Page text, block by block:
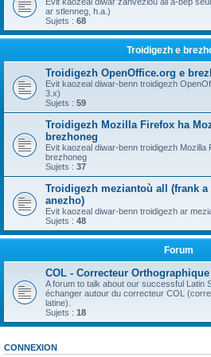
ar stlenneg, h.a.)
Sujets : 68
Troidigezh e
Troidigezh OpenOffice.org e
Evit kaozeal diwar-benn troidigezh
3.x)
Sujets : 59
Troidigezh Mozilla Firefox ha
brezhoneg
Evit kaozeal diwar-benn troidigezh
brezhoneg
Sujets : 37
Troidigezh meziantoù all (frank
anezho)
Evit kaozeal diwar-benn troidigezh ar
Sujets : 48
Forum
COL - Correcteur
A forum to talk about our successful Latin
échanger autour du correcteur COL
latine).
Sujets : 18
CONNEXION